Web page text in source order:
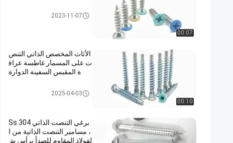
00:07
مسامير ذاتية اللولبة من الفولاذ الم
2023-11-07
00:10
الأثاث المخصص الذاتي التنص
ت على المسمار غاطسة عراف
ة المقبس السفينة الدوارة
مسامير ذاتية اللولبة من الفولاذ الم
2025-04-03
برغي التنصت الذاتي Ss 304
، مسامير التنصت الذاتية من ا
لفولاذ المقاوم للصدأ برأس ش